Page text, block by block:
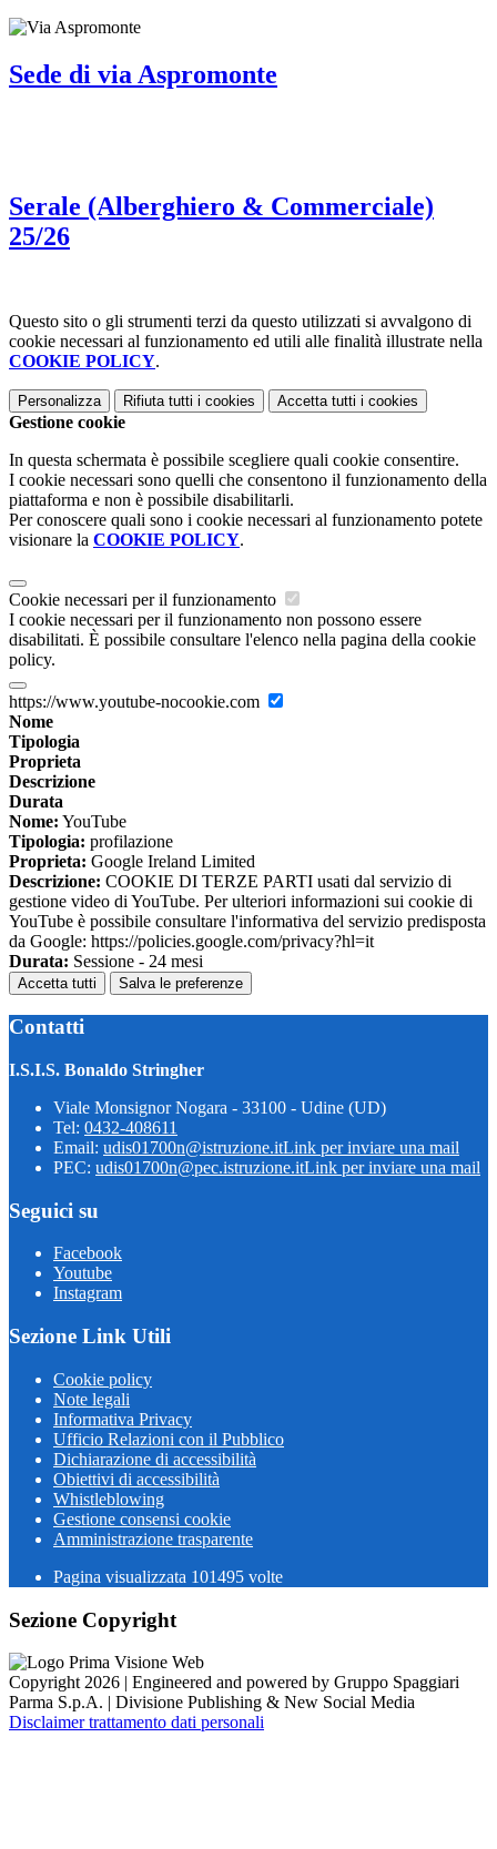
Sede di via Aspromonte
Serale (Alberghiero & Commerciale)
25/26
Questo sito o gli strumenti terzi da questo utilizzati si avvalgono di
cookie necessari al funzionamento ed utili alle finalità illustrate nella
COOKIE POLICY.
Personalizza Rifiuta tutti i cookies Accetta tutti i cookies
Gestione cookie
In questa schermata è possibile scegliere quali cookie consentire.
I cookie necessari sono quelli che consentono il funzionamento della
piattaforma e non è possibile disabilitarli.
Per conoscere quali sono i cookie necessari al funzionamento potete
visionare la COOKIE POLICY.
Cookie necessari per il funzionamento
I cookie necessari per il funzionamento non possono essere
disabilitati. È possibile consultare l'elenco nella pagina della cookie
policy.
https://www.youtube-nocookie.com
Nome
Tipologia
Proprieta
Descrizione
Durata
Nome: YouTube
Tipologia: profilazione
Proprieta: Google Ireland Limited
Descrizione: COOKIE DI TERZE PARTI usati dal servizio di
gestione video di YouTube. Per ulteriori informazioni sui cookie di
YouTube è possibile consultare l'informativa del servizio predisposta
da Google: https://policies.google.com/privacy?hl=it
Durata: Sessione - 24 mesi
Accetta tutti Salva le preferenze
Contatti
I.S.I.S. Bonaldo Stringher
Viale Monsignor Nogara - 33100 - Udine (UD)
Tel: 0432-408611
Email: udis01700n@istruzione.itLink per inviare una mail
PEC: udis01700n@pec.istruzione.itLink per inviare una mail
Seguici su
Facebook
Youtube
Instagram
Sezione Link Utili
Cookie policy
Note legali
Informativa Privacy
Ufficio Relazioni con il Pubblico
Dichiarazione di accessibilità
Obiettivi di accessibilità
Whistleblowing
Gestione consensi cookie
Amministrazione trasparente
Pagina visualizzata 101495 volte
Sezione Copyright
Copyright 2026 | Engineered and powered by Gruppo Spaggiari
Parma S.p.A. | Divisione Publishing & New Social Media
Disclaimer trattamento dati personali